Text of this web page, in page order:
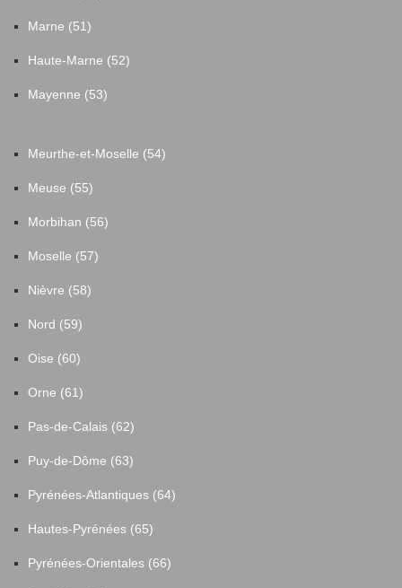
Marne (51)
Haute-Marne (52)
Mayenne (53)
Meurthe-et-Moselle (54)
Meuse (55)
Morbihan (56)
Moselle (57)
Nièvre (58)
Nord (59)
Oise (60)
Orne (61)
Pas-de-Calais (62)
Puy-de-Dôme (63)
Pyrénées-Atlantiques (64)
Hautes-Pyrénées (65)
Pyrénées-Orientales (66)